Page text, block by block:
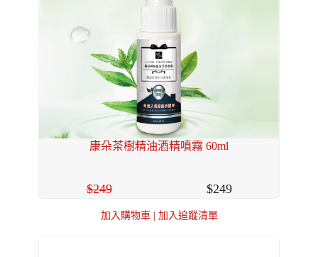
康朵茶樹精油酒精噴霧 60ml
249 249
加入購物車| 加入追蹤清單